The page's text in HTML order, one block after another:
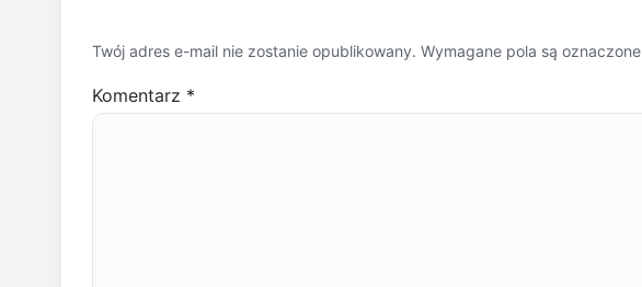
Twój adres e-mail nie zostanie opublikowany. Wymagane pola są oznaczone
Komentarz *